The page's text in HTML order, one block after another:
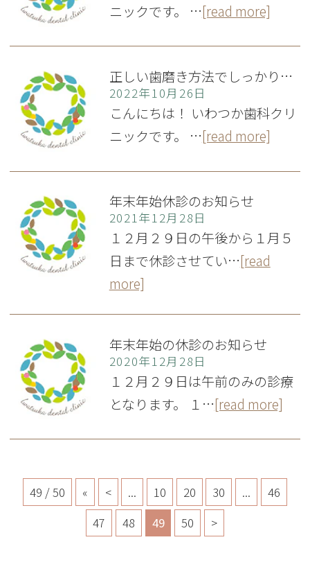
ニックです。 …[read more]
正しい歯磨き方法でしっかり予防！
2022年10月26日
こんにちは！ いわつか歯科クリ
ニックです。 …[read more]
年末年始休診のお知らせ
2021年12月28日
１２月２９日の午後から１月５
日まで休診させてい…[read
more]
年末年始の休診のお知らせ
2020年12月28日
１２月２９日は午前のみの診療
となります。 １…[read more]
49 / 50 « < ... 10 20 30 ...
46
47
48 49 50 >